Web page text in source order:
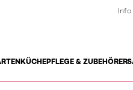
KÜCHEPFLEGE & ZUBEHÖR
Info